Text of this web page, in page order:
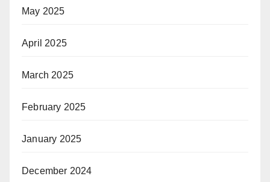
May 2025
April 2025
March 2025
February 2025
January 2025
December 2024